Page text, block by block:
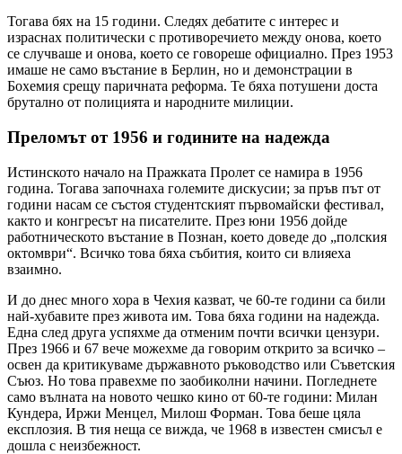
Тогава бях на 15 години. Следях дебатите с интерес и
израснах политически с противоречието между онова, което
се случваше и онова, което се говореше официално. През 1953
имаше не само въстание в Берлин, но и демонстрации в
Бохемия срещу паричната реформа. Те бяха потушени доста
брутално от полицията и народните милиции.
Преломът от 1956 и годините на надежда
Истинското начало на Пражката Пролет се намира в 1956
година. Тогава започнаха големите дискусии; за пръв път от
години насам се състоя студентският първомайски фестивал,
както и конгресът на писателите. През юни 1956 дойде
работническото въстание в Познан, което доведе до „полския
октомври“. Всичко това бяха събития, които си влияеха
взаимно.
И до днес много хора в Чехия казват, че 60-те години са били
най-хубавите през живота им. Това бяха години на надежда.
Една след друга успяхме да отменим почти всички цензури.
През 1966 и 67 вече можехме да говорим открито за всичко –
освен да критикуваме държавното ръководство или Съветския
Съюз. Но това правехме по заобиколни начини. Погледнете
само вълната на новото чешко кино от 60-те години: Милан
Кундера, Иржи Менцел, Милош Форман. Това беше цяла
експлозия. В тия неща се вижда, че 1968 в известен смисъл е
дошла с неизбежност.